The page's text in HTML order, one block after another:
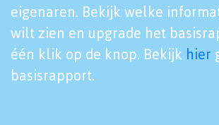
eigenaren. Bekijk welke
wilt zien en upgrade het
één klik op de knop. Bekijk hier
basisrapport.